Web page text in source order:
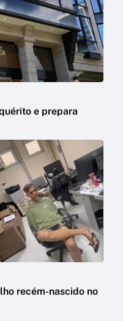
e prepara
recém-nascido no